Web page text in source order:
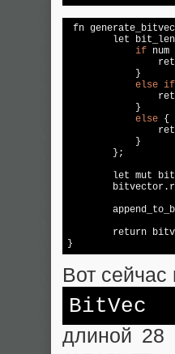
fn
let
if
            }
else if
            }
else {
            }
        };
let mut
return
}
Вот
BitVec
длиной 28